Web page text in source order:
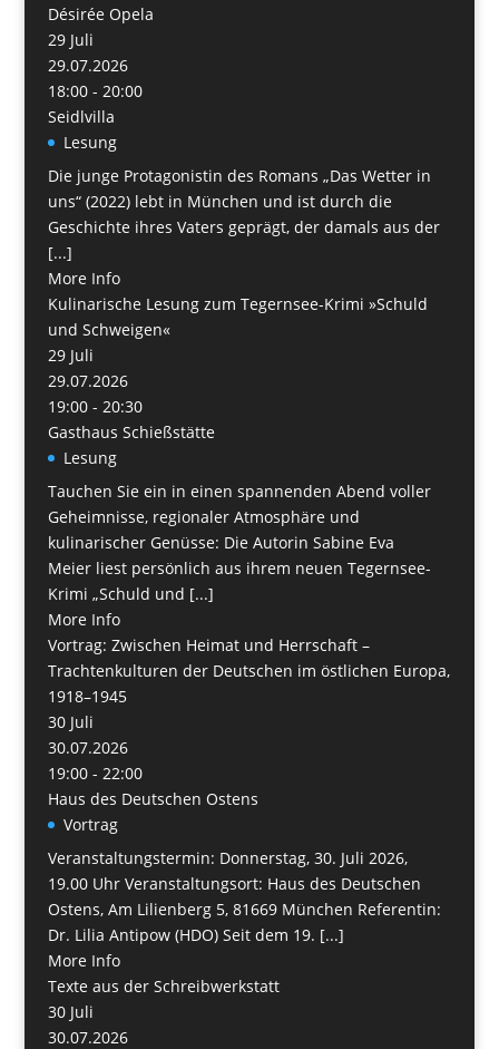
Désirée Opela
29 Juli
29.07.2026
18:00 - 20:00
Seidlvilla
Lesung
Die junge Protagonistin des Romans „Das Wetter in
uns“ (2022) lebt in München und ist durch die
Geschichte ihres Vaters geprägt, der damals aus der
[...]
More Info
Kulinarische Lesung zum Tegernsee-Krimi »Schuld
und Schweigen«
29 Juli
29.07.2026
19:00 - 20:30
Gasthaus Schießstätte
Lesung
Tauchen Sie ein in einen spannenden Abend voller
Geheimnisse, regionaler Atmosphäre und
kulinarischer Genüsse: Die Autorin Sabine Eva
Meier liest persönlich aus ihrem neuen Tegernsee-
Krimi „Schuld und [...]
More Info
Vortrag: Zwischen Heimat und Herrschaft –
Trachtenkulturen der Deutschen im östlichen Europa,
1918–1945
30 Juli
30.07.2026
19:00 - 22:00
Haus des Deutschen Ostens
Vortrag
Veranstaltungstermin: Donnerstag, 30. Juli 2026,
19.00 Uhr Veranstaltungsort: Haus des Deutschen
Ostens, Am Lilienberg 5, 81669 München Referentin:
Dr. Lilia Antipow (HDO) Seit dem 19. [...]
More Info
Texte aus der Schreibwerkstatt
30 Juli
30.07.2026